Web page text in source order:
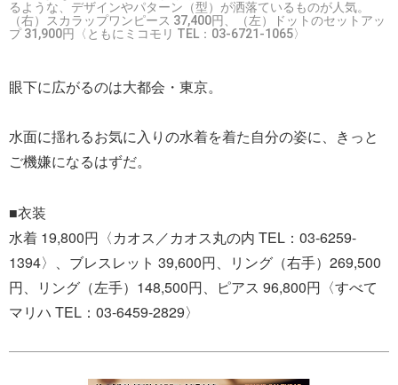
るような、デザインやパターン（型）が洒落ているものが人気。
（右）スカラップワンピース 37,400円、（左）ドットのセットアッ
プ 31,900円〈ともにミコモリ TEL：03-6721-1065〉
眼下に広がるのは大都会・東京。
水面に揺れるお気に入りの水着を着た自分の姿に、きっと
ご機嫌になるはずだ。
■衣装
水着 19,800円〈カオス／カオス丸の内 TEL：03-6259-
1394〉、ブレスレット 39,600円、リング（右手）269,500
円、リング（左手）148,500円、ピアス 96,800円〈すべて
マリハ TEL：03-6459-2829〉